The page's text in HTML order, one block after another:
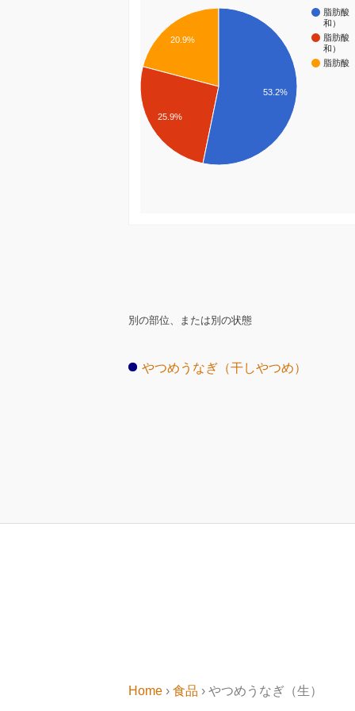
脂肪酸
和）
脂肪酸
和）
脂肪酸
20.9%
25.9%
53.2%
別の部位、または別の状態
やつめうなぎ（干しやつめ）
Home › 食品 › やつめうなぎ（生）